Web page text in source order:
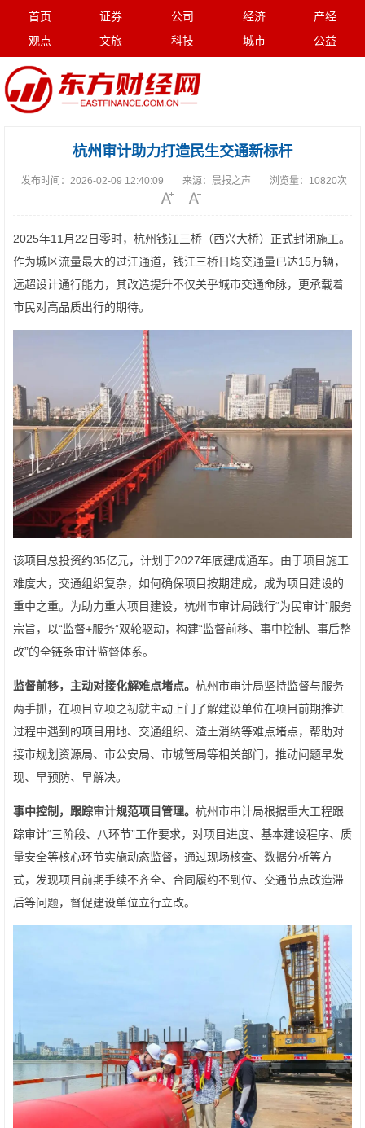
首页 证券 公司 经济
产经
观点
文旅 科技 城市 公益
杭州审计助力打造民生交通新标杆
发布时间： 2026-02-09 12:40:09 来源： 晨报之声 浏览量： 10820次
2025年11月22日零时，杭州钱江三桥（西兴大桥）正式封闭施工。
作为城区流量最大的过江通道，钱江三桥日均交通量已达15万辆，
远超设计通行能力，其改造提升不仅关乎城市交通命脉，更承载着
市民对高品质出行的期待。
该项目总投资约35亿元，计划于2027年底建成通车。由于项目施工
难度大，交通组织复杂，如何确保项目按期建成，成为项目建设的
重中之重。为助力重大项目建设，杭州市审计局践行“为民审计”服务
宗旨，以“监督+服务”双轮驱动，构建“监督前移、事中控制、事后整
改”的全链条审计监督体系。
监督前移，主动对接化解难点堵点。 杭州市审计局坚持监督与服务
两手抓，在项目立项之初就主动上门了解建设单位在项目前期推进
过程中遇到的项目用地、交通组织、渣土消纳等难点堵点，帮助对
接市规划资源局、市公安局、市城管局等相关部门，推动问题早发
现、早预防、早解决。
事中控制，跟踪审计规范项目管理。 杭州市审计局根据重大工程跟
踪审计“三阶段、八环节”工作要求，对项目进度、基本建设程序、质
量安全等核心环节实施动态监督，通过现场核查、数据分析等方
式，发现项目前期手续不齐全、合同履约不到位、交通节点改造滞
后等问题，督促建设单位立行立改。